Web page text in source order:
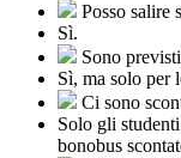
Posso salire
Sì.
Sono
Sì, ma solo per
Ci sono
Solo gli
bonobus